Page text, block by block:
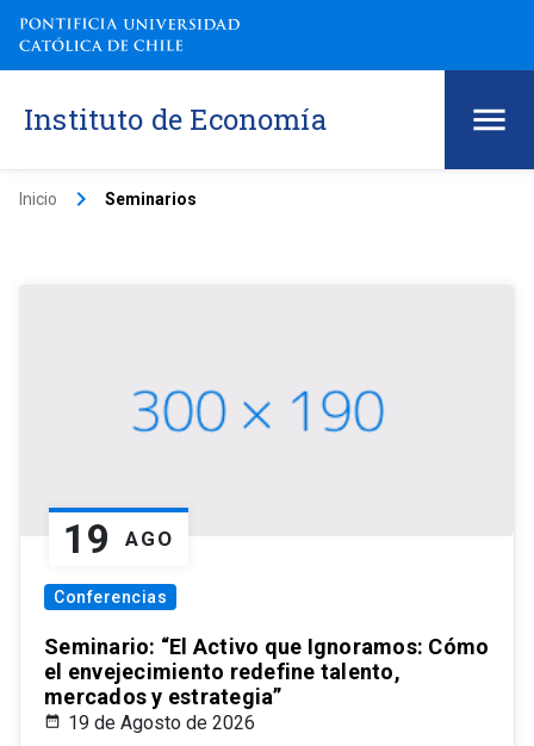
Instituto de Economía
Inicio keyboard_arrow_right Seminarios
19 AGO
Conferencias
Seminario: “El Activo que Ignoramos: Cómo
el envejecimiento redefine talento,
mercados y estrategia”
19 de Agosto de 2026